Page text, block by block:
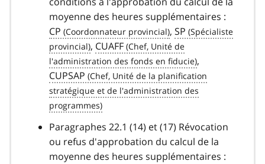
moyenne des heures supplémentaires :
CP
, SP
, CUAFF
,
CUPSAP
Paragraphes 22.1 (14) et (17) Révocation
ou refus d'approbation du calcul de la
moyenne des heures supplémentaires :